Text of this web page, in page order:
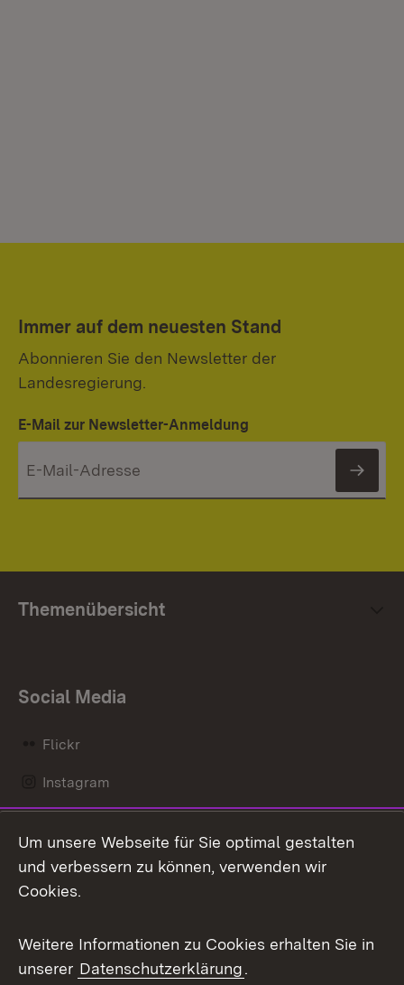
Immer auf dem neuesten Stand
Abonnieren Sie den Newsletter der
Landesregierung.
E-Mail zur Newsletter-Anmeldung
Themenübersicht
Social Media
Flickr
Instagram
Mastodon
Messenger
Social Wall
X / Twitter
Um unsere Webseite für Sie optimal gestalten
und verbessern zu können, verwenden wir
Cookies.
Weitere Informationen zu Cookies erhalten Sie in
unserer Datenschutzerklärung.